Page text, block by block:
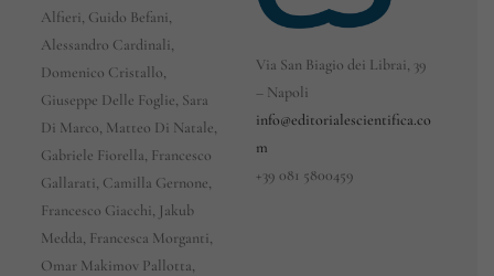
Alfieri, Guido Befani,
Alessandro Cardinali,
Domenico Cristallo,
Giuseppe Delle Foglie, Sara
Di Marco, Matteo Di Natale,
Gabriele Fiorella, Francesco
Gallarati, Camilla Gernone,
Francesco Giacchi, Jakub
Medda, Francesca Morganti,
Omar Makimov Pallotta,
Via San Biagio dei Librai, 39
– Napoli
info@editorialescientifica.co
m
+39 081 5800459